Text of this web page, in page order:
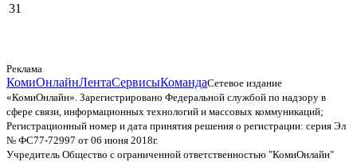
31
Реклама
КомиОнлайнЛентаСервисыКомандаСетевое издание
«КомиОнлайн». Зарегистрировано Федеральной службой по надзору в
сфере связи, информационных технологий и массовых коммуникаций;
Регистрационный номер и дата принятия решения о регистрации: серия Эл
№ ФС77-72997 от 06 июня 2018г.
Учредитель Общество с ограниченной ответственностью "КомиОнлайн"